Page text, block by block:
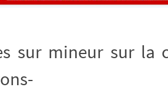
sur mineur sur la